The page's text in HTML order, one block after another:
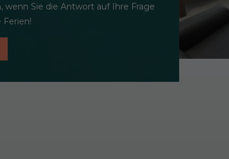
wenn Sie die Antwort auf Ihre Frage